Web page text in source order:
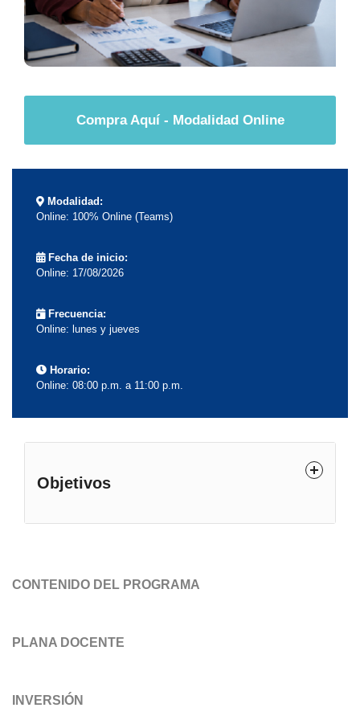
Compra Aquí - Modalidad Online
Modalidad:
Online: 100% Online (Teams)
Fecha de inicio:
Online: 17/08/2026
Frecuencia:
Online: lunes y jueves
Horario:
Online: 08:00 p.m. a 11:00 p.m.
Objetivos
Elaborar y analizar flujos de caja proyectados,
inversiones temporales.
CONTENIDO DEL PROGRAMA
PLANA DOCENTE
INVERSIÓN